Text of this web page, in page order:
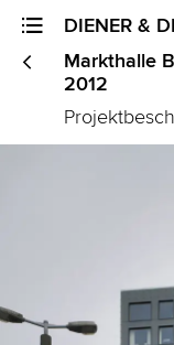
DIENER &
Markthalle
2012